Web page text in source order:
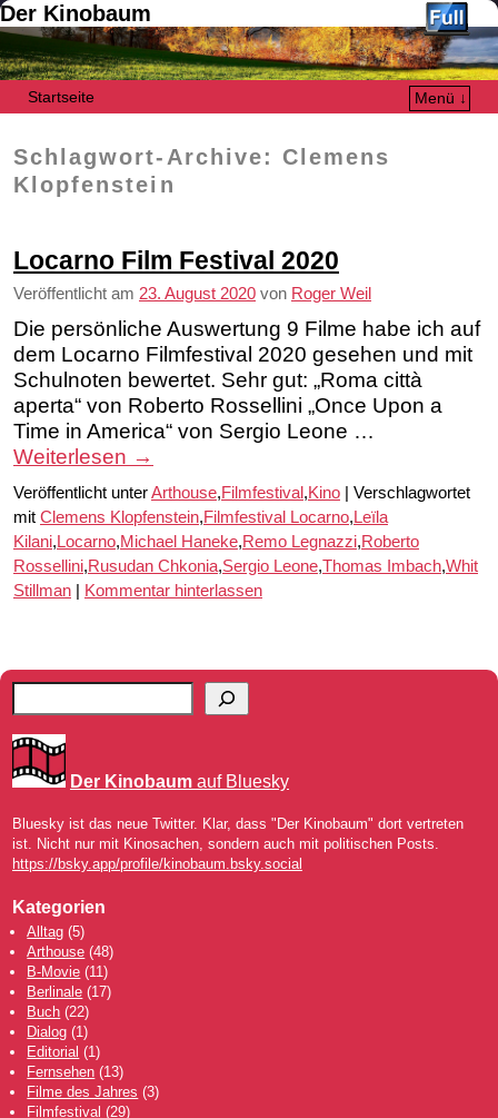
Der Kinobaum
Startseite
Menü ↓
Schlagwort-Archive: Clemens
Klopfenstein
Locarno Film Festival 2020
Veröffentlicht am 23. August 2020 von Roger Weil
Die persönliche Auswertung 9 Filme habe ich auf
dem Locarno Filmfestival 2020 gesehen und mit
Schulnoten bewertet. Sehr gut: „Roma città
aperta“ von Roberto Rossellini „Once Upon a
Time in America“ von Sergio Leone …
Weiterlesen →
Veröffentlicht unterArthouse,Filmfestival ,Kino
Verschlagwortet
mit Clemens Klopfenstein,Filmfestival Locarno, Leïla
Kilani, Locarno,Michael Haneke,Remo Legnazzi,Roberto
Rossellini,Rusudan Chkonia,Sergio Leone,Thomas Imbach,Whit
Stillman
Kommentar hinterlassen
Der Kinobaum auf Bluesky
Bluesky ist das neue Twitter. Klar, dass "Der Kinobaum" dort vertreten
ist. Nicht nur mit Kinosachen, sondern auch mit politischen Posts.
https://bsky.app/profile/kinobaum.bsky.social
Kategorien
Alltag (5)
Arthouse (48)
B-Movie (11)
Berlinale (17)
Buch (22)
Dialog (1)
Editorial (1)
Fernsehen (13)
Filme des Jahres (3)
Filmfestival (29)